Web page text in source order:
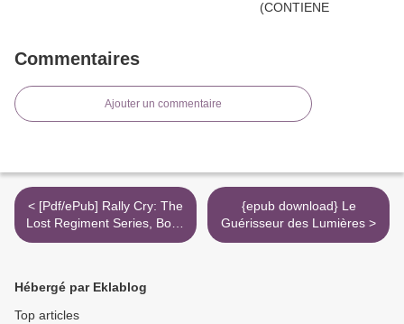
Commentaires
Ajouter un commentaire
< [Pdf/ePub] Rally Cry: The
Lost Regiment Series, Book
1 by William R. Forstchen
{epub download} Le
Guérisseur des Lumières >
Hébergé par Eklablog
Top articles